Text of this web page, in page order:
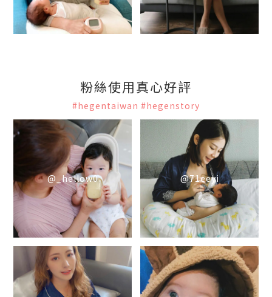
粉絲使用真心好評
#hegentaiwan #hegenstory
@_hellow0 @71eeyi